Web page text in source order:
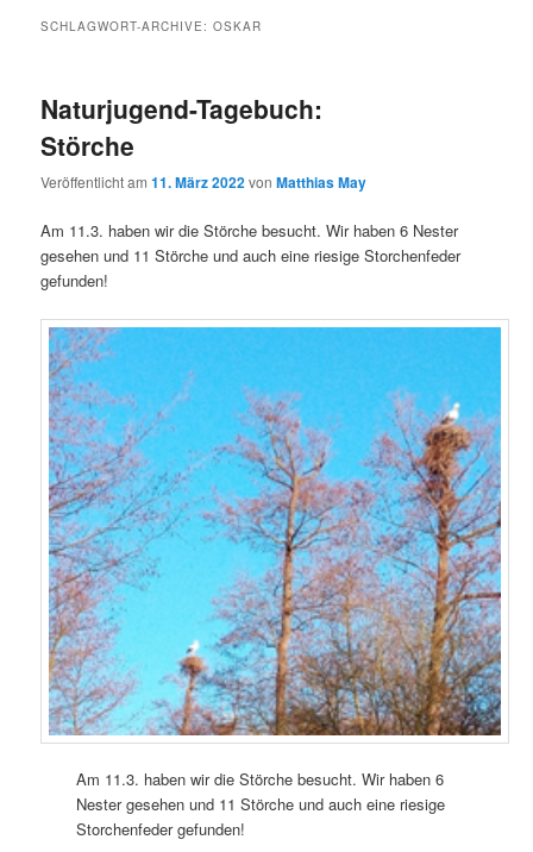
SCHLAGWORT-ARCHIVE:OSKAR
Naturjugend-Tagebuch:
Störche
Veröffentlicht am11. März 2022vonMatthias May
Am 11.3. haben wir die Störche besucht. Wir haben 6 Nester
gesehen und 11 Störche und auch eine riesige Storchenfeder
gefunden!
Am 11.3. haben wir die Störche besucht. Wir haben 6
Nester gesehen und 11 Störche und auch eine riesige
Storchenfeder gefunden!